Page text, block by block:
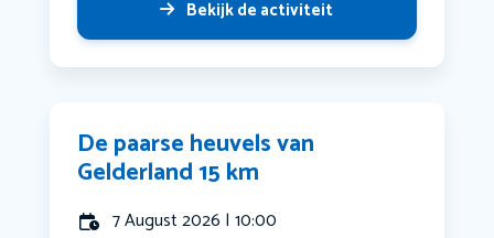
Bekijk de activiteit
De paarse heuvels van
Gelderland 15 km
7 August 2026 | 10:00